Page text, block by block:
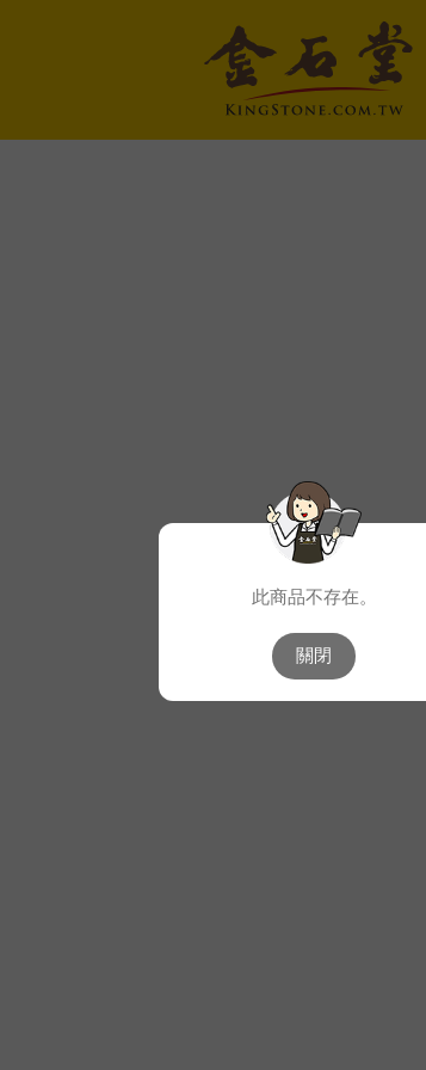
此商品不存在。
關閉